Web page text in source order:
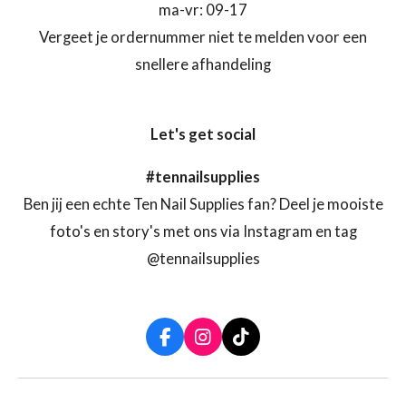
ma-vr: 09-17
Vergeet je ordernummer niet te melden voor een
snellere afhandeling
Let's get social
#tennailsupplies
Ben jij een echte Ten Nail Supplies fan? Deel je mooiste
foto's en story's met ons via Instagram en tag
@tennailsupplies
F
a
c
I
n
s
T
i
k